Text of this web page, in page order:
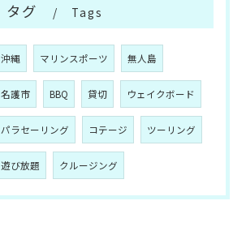
タグ Tags
沖縄 マリンスポーツ 無人島
名護市 BBQ 貸切 ウェイクボード
パラセーリング コテージ ツーリング
遊び放題 クルージング